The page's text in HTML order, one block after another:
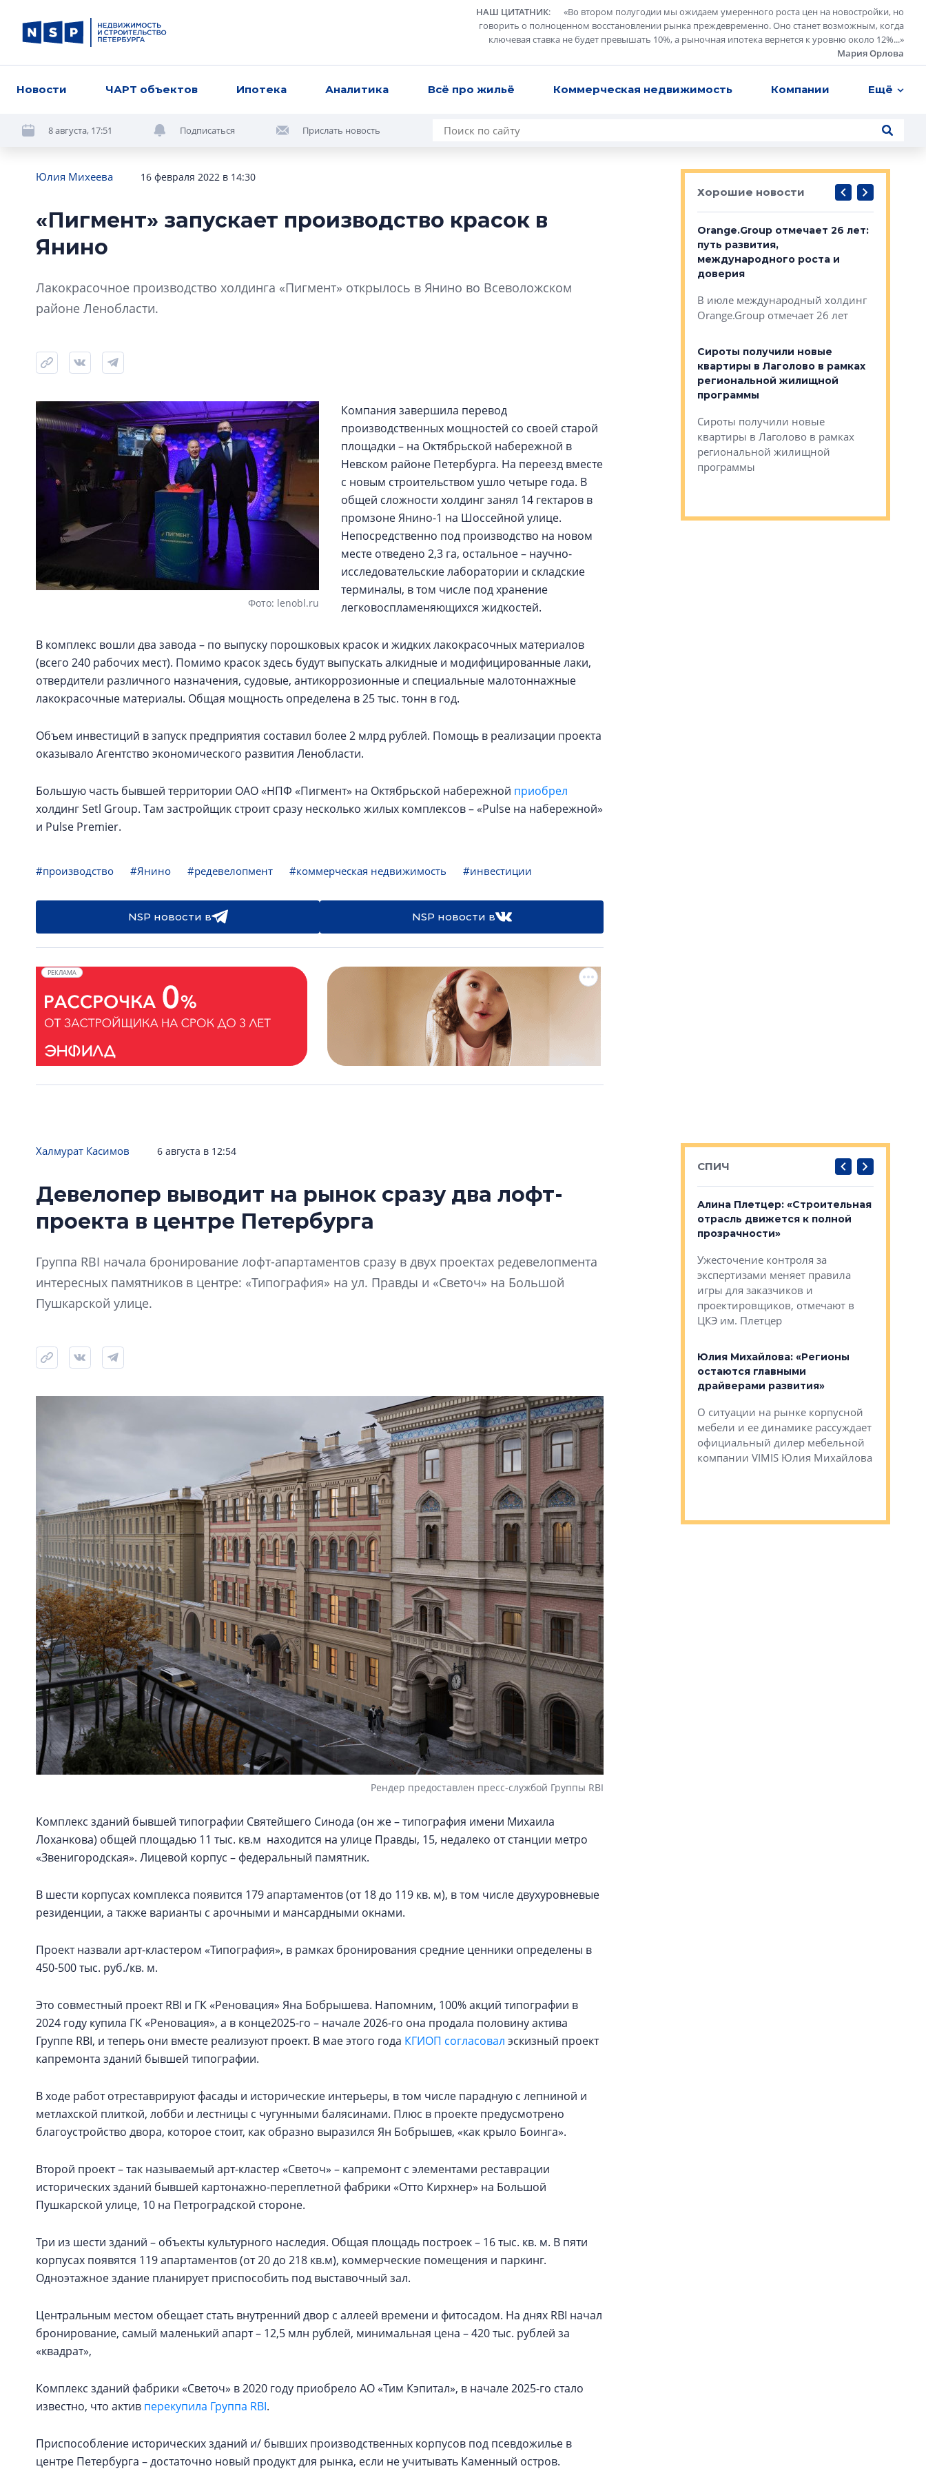
НАШ ЦИТАТНИК: «Во втором полугодии мы ожидаем умеренного роста цен на новостройки, но
говорить о полноценном восстановлении рынка преждевременно. Оно станет возможным, когда
ключевая ставка не будет превышать 10%, а рыночная ипотека вернется к уровню около 12%...»
Мария Орлова
Новости ЧАРТ объектов Ипотека Аналитика Всё про жильё Коммерческая недвижимость Компании Ещё
8 августа, 17:51 Подписаться Прислать новость
Юлия Михеева 16 февраля 2022 в 14:30
«Пигмент» запускает производство красок в
Янино
Лакокрасочное производство холдинга «Пигмент» открылось в Янино во Всеволожском
районе Ленобласти.
Фото: lenobl.ru
Компания завершила перевод
производственных мощностей со своей старой
площадки – на Октябрьской набережной в
Невском районе Петербурга. На переезд вместе
с новым строительством ушло четыре года. В
общей сложности холдинг занял 14 гектаров в
промзоне Янино-1 на Шоссейной улице.
Непосредственно под производство на новом
месте отведено 2,3 га, остальное – научно-
исследовательские лаборатории и складские
терминалы, в том числе под хранение
легковоспламеняющихся жидкостей.
В комплекс вошли два завода – по выпуску порошковых красок и жидких лакокрасочных материалов
(всего 240 рабочих мест). Помимо красок здесь будут выпускать алкидные и модифицированные лаки,
отвердители различного назначения, судовые, антикоррозионные и специальные малотоннажные
лакокрасочные материалы. Общая мощность определена в 25 тыс. тонн в год.
Объем инвестиций в запуск предприятия составил более 2 млрд рублей. Помощь в реализации проекта
оказывало Агентство экономического развития Ленобласти.
Большую часть бывшей территории ОАО «НПФ «Пигмент» на Октябрьской набережной приобрел
холдинг Setl Group. Там застройщик строит сразу несколько жилых комплексов – «Pulse на набережной»
и Pulse Premier.
#производство #Янино #редевелопмент #коммерческая недвижимость #инвестиции
NSP новости в NSP новости в
РЕКЛАМА
Хорошие новости
В Санкт-Петербурге выбрали
девятый сезон творческого
В Красногвардейском районе
Петербурга появился еще один
центр совмещенного образования
Orange.Group отмечает 26 лет:
путь развития,
международного роста и
доверия
В июле международный холдинг
Orange.Group отмечает 26 лет
Сироты получили новые
квартиры в Лаголово в рамках
региональной жилищной
программы
Сироты получили новые
квартиры в Лаголово в рамках
региональной жилищной
программы
Халмурат Касимов 6 августа в 12:54
Девелопер выводит на рынок сразу два лофт-
проекта в центре Петербурга
Группа RBI начала бронирование лофт-апартаментов сразу в двух проектах редевелопмента
интересных памятников в центре: «Типография» на ул. Правды и «Светоч» на Большой
Пушкарской улице.
Рендер предоставлен пресс-службой Группы RBI
Комплекс зданий бывшей типографии Святейшего Синода (он же – типография имени Михаила
Лоханкова) общей площадью 11 тыс. кв.м находится на улице Правды, 15, недалеко от станции метро
«Звенигородская». Лицевой корпус – федеральный памятник.
В шести корпусах комплекса появится 179 апартаментов (от 18 до 119 кв. м), в том числе двухуровневые
резиденции, а также варианты с арочными и мансардными окнами.
Проект назвали арт-кластером «Типография», в рамках бронирования средние ценники определены в
450-500 тыс. руб./кв. м.
Это совместный проект RBI и ГК «Реновация» Яна Бобрышева. Напомним, 100% акций типографии в
2024 году купила ГК «Реновация», а в конце2025-го – начале 2026-го она продала половину актива
Группе RBI, и теперь они вместе реализуют проект. В мае этого года КГИОП согласовал эскизный проект
капремонта зданий бывшей типографии.
В ходе работ отреставрируют фасады и исторические интерьеры, в том числе парадную с лепниной и
метлахской плиткой, лобби и лестницы с чугунными балясинами. Плюс в проекте предусмотрено
благоустройство двора, которое стоит, как образно выразился Ян Бобрышев, «как крыло Боинга».
Второй проект – так называемый арт-кластер «Светоч» – капремонт с элементами реставрации
исторических зданий бывшей картонажно-переплетной фабрики «Отто Кирхнер» на Большой
Пушкарской улице, 10 на Петроградской стороне.
Три из шести зданий – объекты культурного наследия. Общая площадь построек – 16 тыс. кв. м. В пяти
корпусах появятся 119 апартаментов (от 20 до 218 кв.м), коммерческие помещения и паркинг.
Одноэтажное здание планирует приспособить под выставочный зал.
Центральным местом обещает стать внутренний двор с аллеей времени и фитосадом. На днях RBI начал
бронирование, самый маленький апарт – 12,5 млн рублей, минимальная цена – 420 тыс. рублей за
«квадрат»,
Комплекс зданий фабрики «Светоч» в 2020 году приобрело АО «Тим Кэпитал», в начале 2025-го стало
известно, что актив перекупила Группа RBI.
Приспособление исторических зданий и/ бывших производственных корпусов под псевдожилье в
центре Петербурга – достаточно новый продукт для рынка, если не учитывать Каменный остров.
СПИЧ
Роман Корнышев: «Поводом
Девелопер «Вертикаль»: поводом
перемен в ЖК может быть даже
электромобиль
апарты, которые еще больше
приблизятся к гостиничному
уровню сервиса, уверены в УК
КЕЙПОРТ
Алина Плетцер: «Строительная
отрасль движется к полной
прозрачности»
Ужесточение контроля за
экспертизами меняет правила
игры для заказчиков и
проектировщиков, отмечают в
ЦКЭ им. Плетцер
Юлия Михайлова: «Регионы
остаются главными
драйверами развития»
О ситуации на рынке корпусной
мебели и ее динамике рассуждает
официальный дилер мебельной
компании VIMIS Юлия Михайлова